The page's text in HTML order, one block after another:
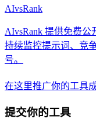
AIvsRank
AIvsRank 提供免费
持续监控提示词、竞
号。
在这里推广你的工具
提交你的工具